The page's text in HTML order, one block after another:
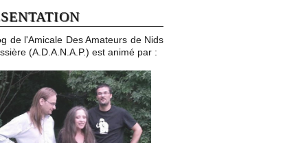
de l'Amicale Des Amateurs de Nids
(A.D.A.N.A.P.) est animé par :